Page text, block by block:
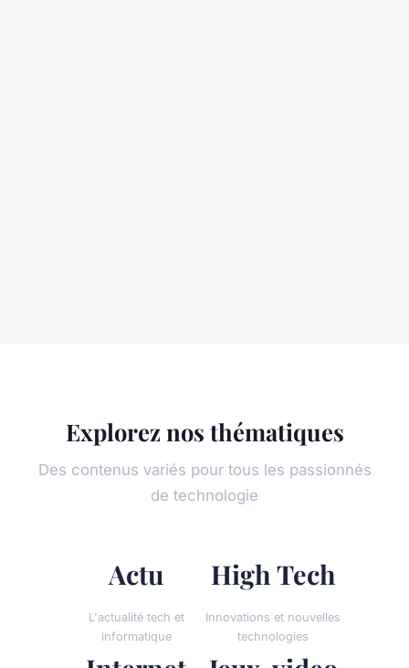
Explorez nos thématiques
Des contenus variés pour tous les passionnés
de technologie
Actu
L'actualité tech et
informatique
High Tech
Innovations et nouvelles
technologies